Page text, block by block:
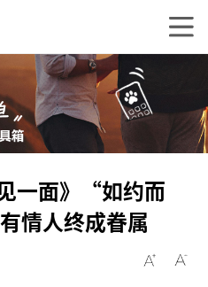
一面》“如约而
情人终成眷属